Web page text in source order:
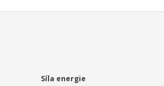
Síla energie